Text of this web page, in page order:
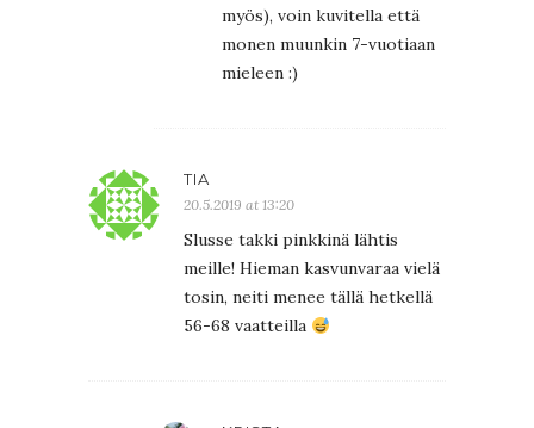
myös), voin kuvitella että
monen muunkin 7-vuotiaan
mieleen :)
TIA
20.5.2019 at 13:20
Slusse takki pinkkinä lähtis
meille! Hieman kasvunvaraa vielä
tosin, neiti menee tällä hetkellä
56-68 vaatteilla